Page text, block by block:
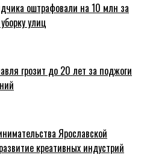
оштрафовали на 10 млн за
улиц
грозит до 20 лет за поджоги
Ярославской
креативных индустрий